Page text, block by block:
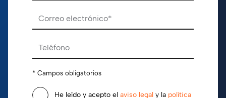
* Campos obligatorios
He leído y acepto el aviso legal y la política